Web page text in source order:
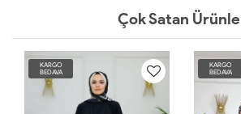
Çok Satan
KARGO
BEDAVA
KARGO
BEDAVA